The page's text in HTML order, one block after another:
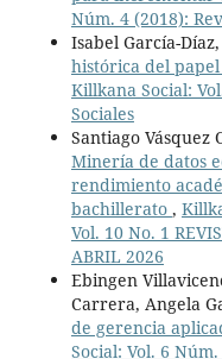
Núm. 4 (2018):
Isabel García-
histórica del
Killkana Social:
Sociales
Santiago Vásquez
Minería de datos
rendimiento
bachillerato ,
Vol. 10 No. 1
ABRIL 2026
Ebingen
Carrera, Angela
de gerencia
Social: Vol. 6